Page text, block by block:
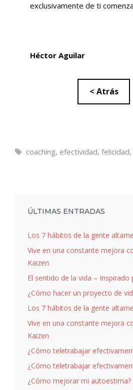
exclusivamente de ti
Héctor Aguilar
< Atrás
Etiquetas
coaching, efectividad, felicidad,
ÚLTIMAS ENTRADAS
Los 7 hábitos de la gente
Vive en una constante mejora
Kaizen
El sentido de la vida – Inspirado
¿Cómo hacer un proyecto de
Los 7 hábitos de la gente
Vive en una constante mejora
Kaizen
¿Cómo teletrabajar
¿Cómo teletrabajar
¿Cómo mejorar mi autoestima?